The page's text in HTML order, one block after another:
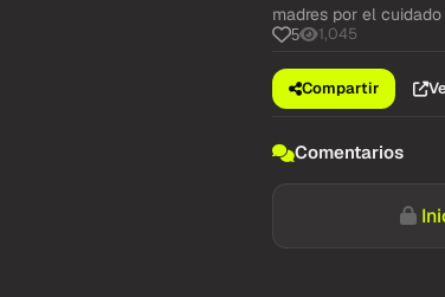
madres por el
5 1,045
Compartir
Comentarios